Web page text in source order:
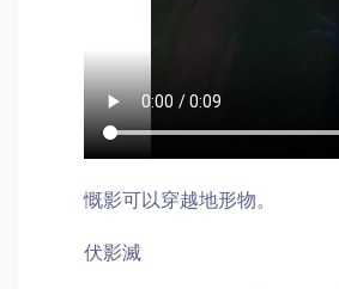
慨影可以穿越地形物。
伏影滅